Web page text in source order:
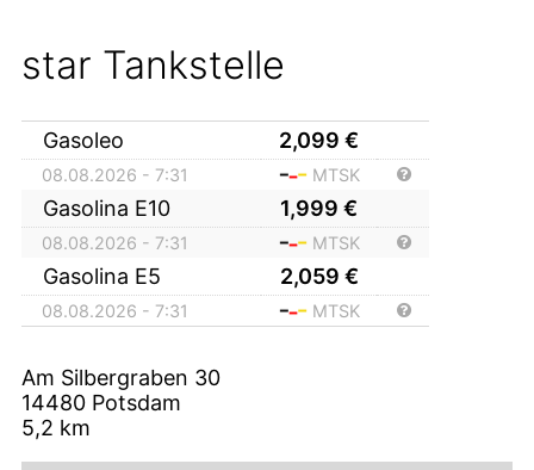
star Tankstelle
Gasoleo 2,099 €
08.08.2026 - 7:31 MTSK
Gasolina E10 1,999 €
08.08.2026 - 7:31 MTSK
Gasolina E5 2,059 €
08.08.2026 - 7:31 MTSK
Am Silbergraben 30
14480 Potsdam
5,2 km